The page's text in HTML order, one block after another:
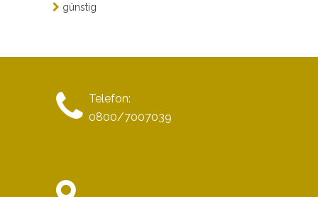
günstig
Telefon:
0800/7007039